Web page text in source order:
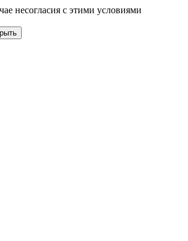
несогласия с этими условиями